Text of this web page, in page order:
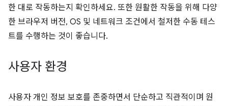
한 대로 작동하는지 확인하세요. 또한 원활한 작동을 위해 다양
한 브라우저 버전, OS 및 네트워크 조건에서 철저한 수동 테스
트를 수행하는 것이 좋습니다.
사용자 환경
사용자 개인 정보 보호를 존중하면서 단순하고 직관적이며 원